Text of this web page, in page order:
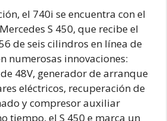
el 740i se encuentra con el
S 450, que recibe el
de seis cilindros en línea de
numerosas innovaciones:
48V, generador de arranque
eléctricos, recuperación de
y compresor auxiliar
tiempo, el S 450 e marca un